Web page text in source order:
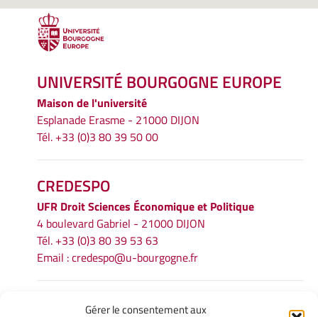
Gérer le consentement aux
UNIVERSITÉ BOURGOGNE EUROPE
Maison de l'université
Esplanade Erasme - 21000 DIJON
Tél. +33 (0)3 80 39 50 00
CREDESPO
UFR Droit Sciences Économique et Politique
4 boulevard Gabriel - 21000 DIJON
Tél. +33 (0)3 80 39 53 63
Email :credespo@u-bourgogne.fr
INFORMATIONS LÉGALES